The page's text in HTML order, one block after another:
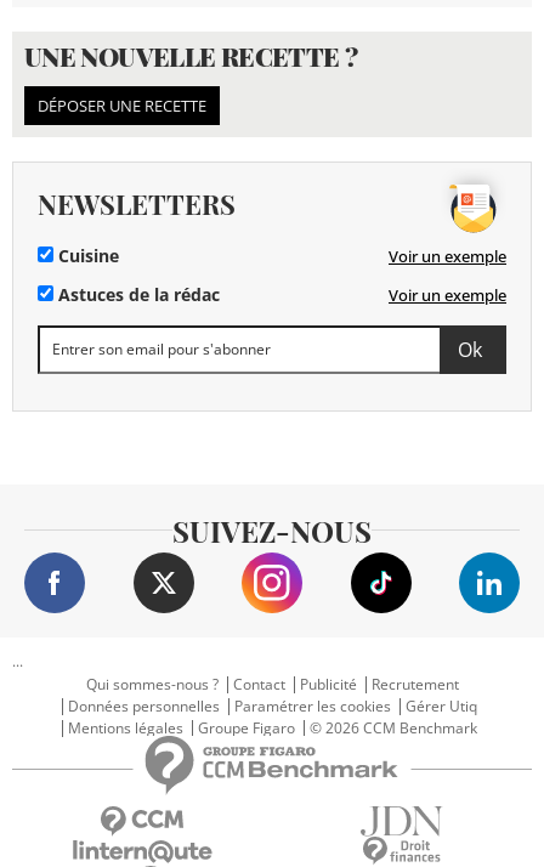
UNE NOUVELLE RECETTE ?
DÉPOSER UNE RECETTE
NEWSLETTERS
Cuisine Voir un exemple
Astuces de la rédac Voir un exemple
SUIVEZ-NOUS
...
Qui sommes-nous ?
Contact Publicité
Recrutement
Données personnelles
Paramétrer les cookies
Gérer Utiq
Mentions légales
Groupe Figaro © 2026 CCM Benchmark